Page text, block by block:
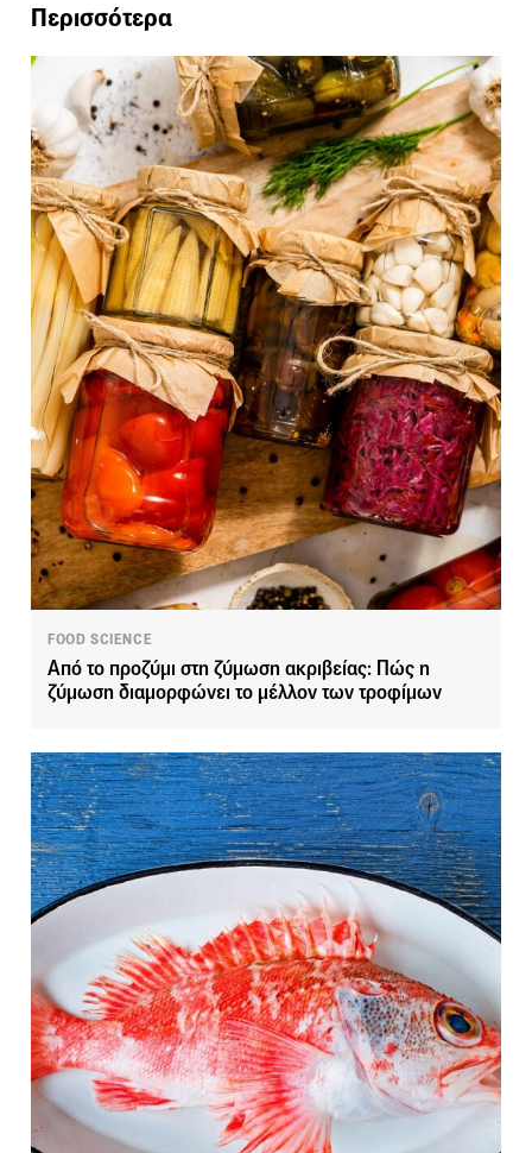
Περισσότερα
FOOD SCIENCE
Από το προζύμι στη ζύμωση ακριβείας: Πώς η
ζύμωση διαμορφώνει το μέλλον των τροφίμων